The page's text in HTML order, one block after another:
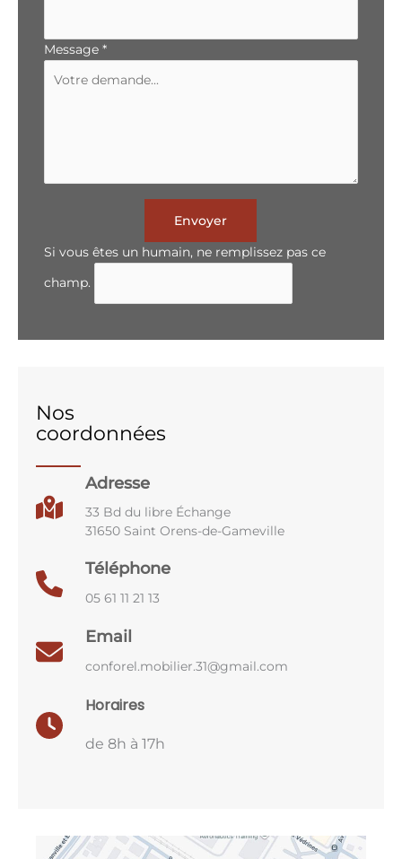
Message *
Envoyer
Si vous êtes un humain, ne remplissez pas ce
champ.
Nos
coordonnées
Adresse
33 Bd du libre Échange
31650 Saint Orens-de-Gameville
Téléphone
05 61 11 21 13
Email
conforel.mobilier.31@gmail.com
Horaires
de 8h à 17h